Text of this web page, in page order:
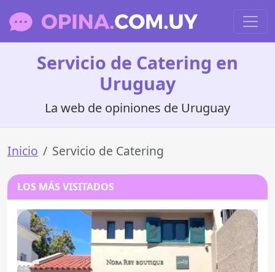
Servicio de Catering en
Uruguay
La web de opiniones de Uruguay
Inicio Servicio de Catering
LOS MÁS VISITADOS